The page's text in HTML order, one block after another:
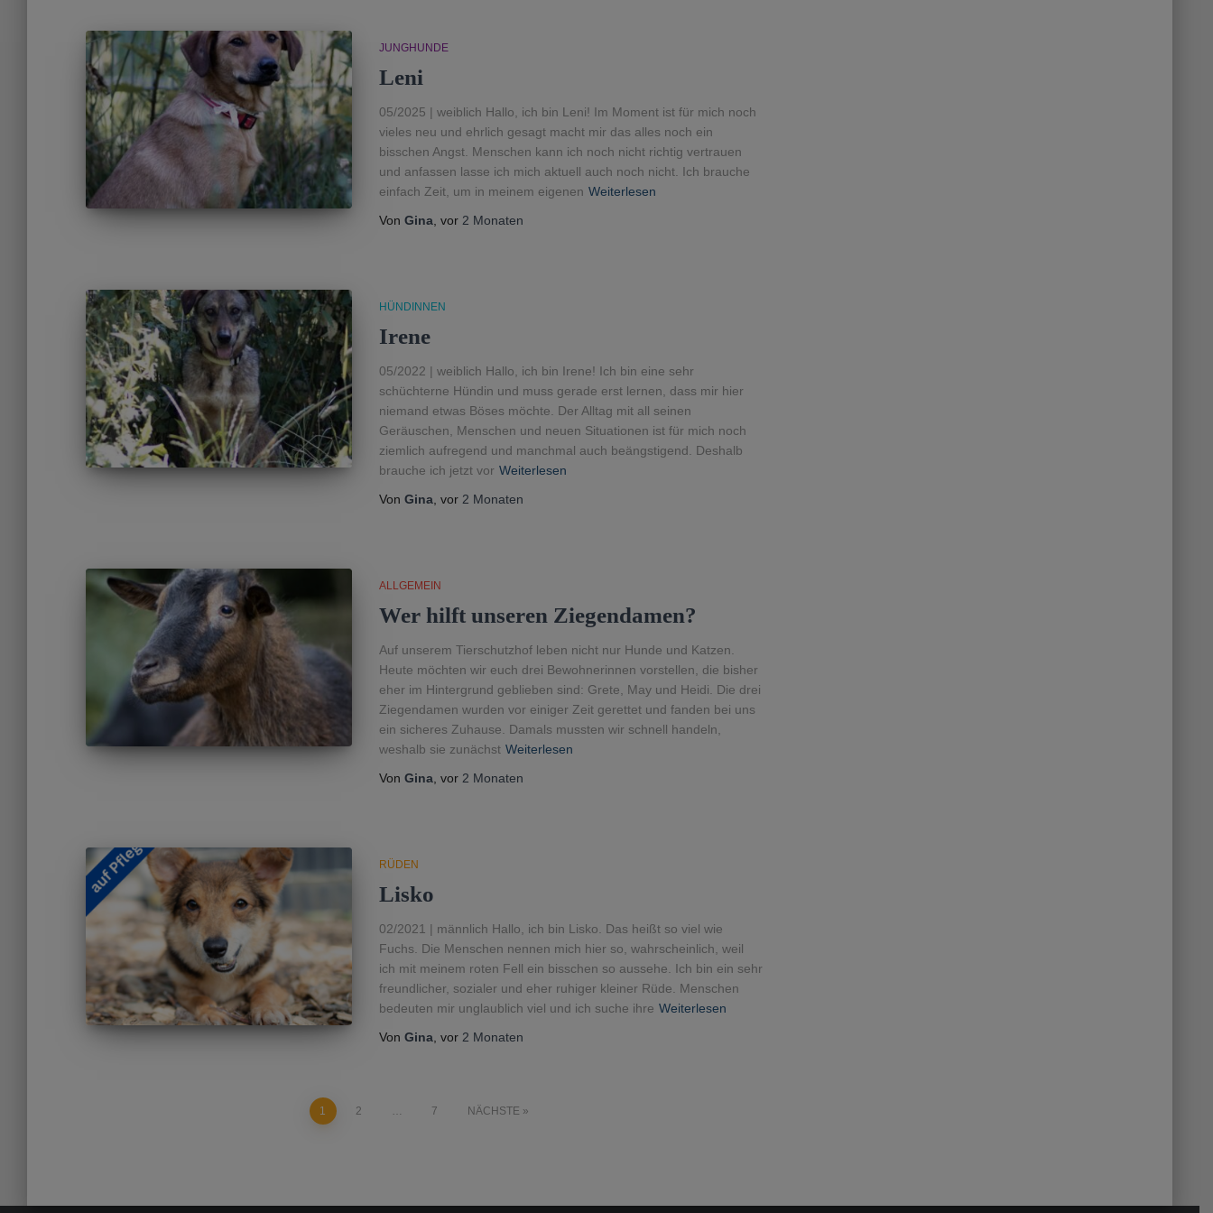
JUNGHUNDE
Leni
05/2025 | weiblich Hallo, ich bin Leni! Im Moment ist für mich noch
vieles neu und ehrlich gesagt macht mir das alles noch ein
bisschen Angst. Menschen kann ich noch nicht richtig vertrauen
und anfassen lasse ich mich aktuell auch noch nicht. Ich brauche
einfach Zeit, um in meinem eigenen Weiterlesen
Von Gina, vor 2 Monaten
HÜNDINNEN
Irene
05/2022 | weiblich Hallo, ich bin Irene! Ich bin eine sehr
schüchterne Hündin und muss gerade erst lernen, dass mir hier
niemand etwas Böses möchte. Der Alltag mit all seinen
Geräuschen, Menschen und neuen Situationen ist für mich noch
ziemlich aufregend und manchmal auch beängstigend. Deshalb
brauche ich jetzt vor Weiterlesen
Von Gina, vor 2 Monaten
ALLGEMEIN
Wer hilft unseren Ziegendamen?
Auf unserem Tierschutzhof leben nicht nur Hunde und Katzen.
Heute möchten wir euch drei Bewohnerinnen vorstellen, die bisher
eher im Hintergrund geblieben sind: Grete, May und Heidi. Die drei
Ziegendamen wurden vor einiger Zeit gerettet und fanden bei uns
ein sicheres Zuhause. Damals mussten wir schnell handeln,
weshalb sie zunächst Weiterlesen
Von Gina, vor 2 Monaten
RÜDEN
Lisko
02/2021 | männlich Hallo, ich bin Lisko. Das heißt so viel wie
Fuchs. Die Menschen nennen mich hier so, wahrscheinlich, weil
ich mit meinem roten Fell ein bisschen so aussehe. Ich bin ein sehr
freundlicher, sozialer und eher ruhiger kleiner Rüde. Menschen
bedeuten mir unglaublich viel und ich suche ihre Weiterlesen
Von Gina, vor 2 Monaten
Seitennummerierung
1 2 … 7 NÄCHSTE